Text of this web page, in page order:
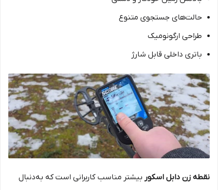
حالت‌های جستجوی متنوع
طراحی ارگونومیک
باتری داخلی قابل شارژ
نقطه زن دابل اسکور بیشتر مناسب کاربرانی است که به‌دنبال